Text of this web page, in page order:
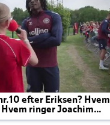
efter Eriksen? Hvem
ringer Joachim